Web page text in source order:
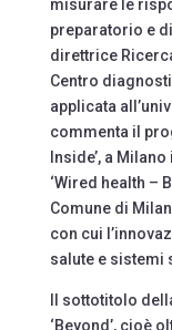
misurare le
preparatorio e
direttrice
Centro
applicata
commenta il
Inside’, a
‘Wired health –
Comune di
con cui
salute e sistemi
Il sottotitolo
‘Beyond’, cioè